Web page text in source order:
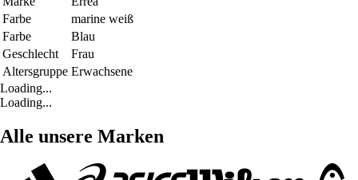
Farbe
marine weiß
Farbe
Blau
Geschlecht
Frau
Altersgruppe Erwachsene
Loading...
Loading...
Alle unsere Marken